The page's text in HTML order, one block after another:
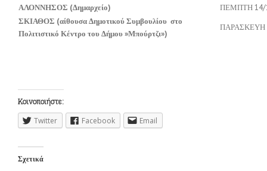
ΑΛΟΝΝΗΣΟΣ (Δημαρχείο)
ΠΕΜΠΤΗ 14/
ΣΚΙΑΘΟΣ (αίθουσα Δημοτικού Συμβουλίου στο
Πολιτιστικό Κέντρο του Δήμου »Μπούρτζι»)
ΠΑΡΑΣΚΕΥΗ
Κοινοποιήστε:
Twitter Facebook Email
Σχετικά